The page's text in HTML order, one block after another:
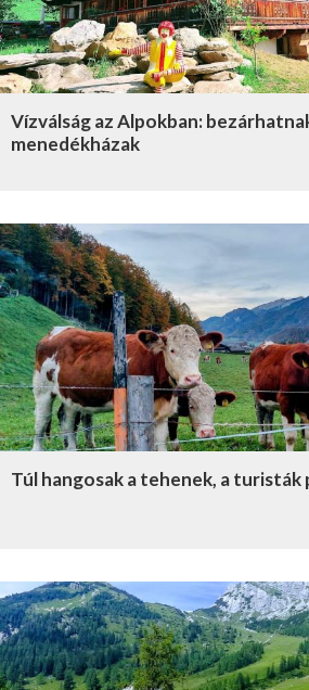
Vízválság az Alpokban:
menedékházak
Túl hangosak a tehenek, a turisták